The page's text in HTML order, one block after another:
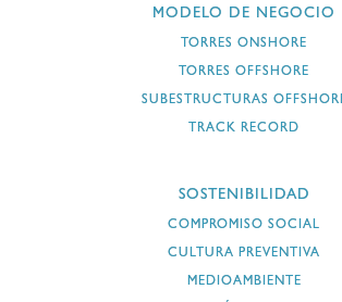
MODELO DE NEGOCIO
TORRES ONSHORE
TORRES OFFSHORE
SUBESTRUCTURAS
TRACK RECORD
SOSTENIBILIDAD
COMPROMISO SOCIAL
CULTURA PREVENTIVA
MEDIOAMBIENTE